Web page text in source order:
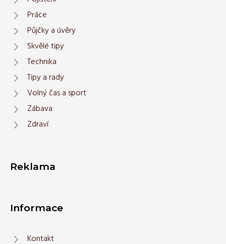
Práce
Půjčky a úvěry
Skvělé tipy
Technika
Tipy a rady
Volný čas a sport
Zábava
Zdraví
Reklama
Informace
Kontakt